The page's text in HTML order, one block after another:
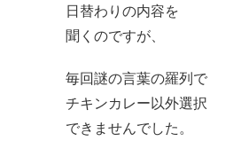
日替わりの内容を
聞くのですが、
毎回謎の言葉の羅列で
チキンカレー以外選択
できませんでした。